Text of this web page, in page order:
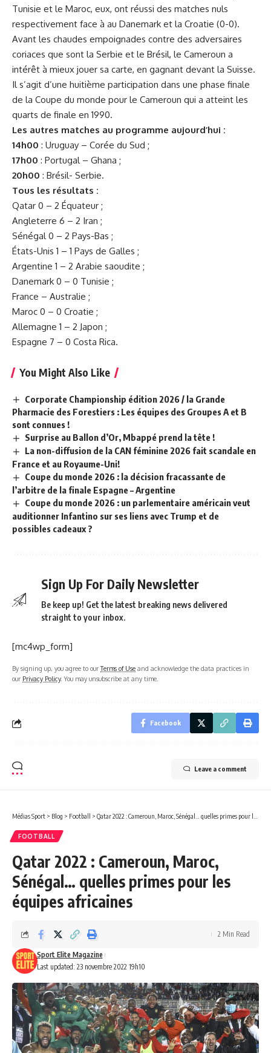
Tunisie et le Maroc, eux, ont réussi des matches nuls
respectivement face à au Danemark et la Croatie (0-0).
Avant les chaudes empoignades contre des adversaires
coriaces que sont la Serbie et le Brésil, le Cameroun a
intérêt à mieux jouer sa carte, en gagnant devant la Suisse.
Il s’agit d’une huitième participation dans une phase finale
de la Coupe du monde pour le Cameroun qui a atteint les
quarts de finale en 1990.
Les autres matches au programme aujourd’hui :
14h00 : Uruguay – Corée du Sud ;
17h00 : Portugal – Ghana ;
20h00 : Brésil- Serbie.
Tous les résultats :
Qatar 0 – 2 Équateur ;
Angleterre 6 – 2 Iran ;
Sénégal 0 – 2 Pays-Bas ;
États-Unis 1 – 1 Pays de Galles ;
Argentine 1 – 2 Arabie saoudite ;
Danemark 0 – 0 Tunisie ;
France – Australie ;
Maroc 0 – 0 Croatie ;
Allemagne 1 – 2 Japon ;
Espagne 7 – 0 Costa Rica.
You Might Also Like
Corporate Championship édition 2026 / la Grande
Pharmacie des Forestiers : Les équipes des Groupes A et B
sont connues !
Surprise au Ballon d’Or, Mbappé prend la tête !
La non-diffusion de la CAN féminine 2026 fait scandale en
France et au Royaume-Uni!
Coupe du monde 2026 : la décision fracassante de
l’arbitre de la finale Espagne – Argentine
Coupe du monde 2026 : un parlementaire américain veut
auditionner Infantino sur ses liens avec Trump et de
possibles cadeaux ?
Sign Up For Daily Newsletter
Be keep up! Get the latest breaking news delivered
straight to your inbox.
[mc4wp_form]
By signing up, you agree to ourTerms of Use and acknowledge the data practices in
our Privacy Policy. You may unsubscribe at any time.
Facebook
Leave a comment
Médias Sport > Blog > Football > Qatar 2022 : Cameroun, Maroc, Sénégal… quelles primes pour les équipes africaines
FOOTBALL
Qatar 2022 : Cameroun, Maroc,
Sénégal… quelles primes pour les
équipes africaines
Last updated: 23 novembre 2022 19h10
Sport Elite Magazine
2 Min Read